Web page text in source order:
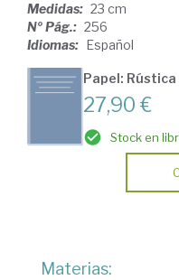
Medidas: 23 cm
Nº Pág.: 256
Idiomas: Español
Papel: Rústica
27,90 €
Stock en
Materias: